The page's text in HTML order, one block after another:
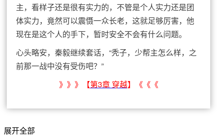
主，看样子还是很有实力的，不管是个人实力还是团
体实力，竟然可以震慑一众长老，这就足够厉害，他
现在是这个人的手下，暂时安全不会有什么问题。
心头略安，秦毅继续套话，“秃子，少帮主怎么样，之
前那一战中没有受伤吧？”
》》》【第3章 穿越】《《《
展开全部